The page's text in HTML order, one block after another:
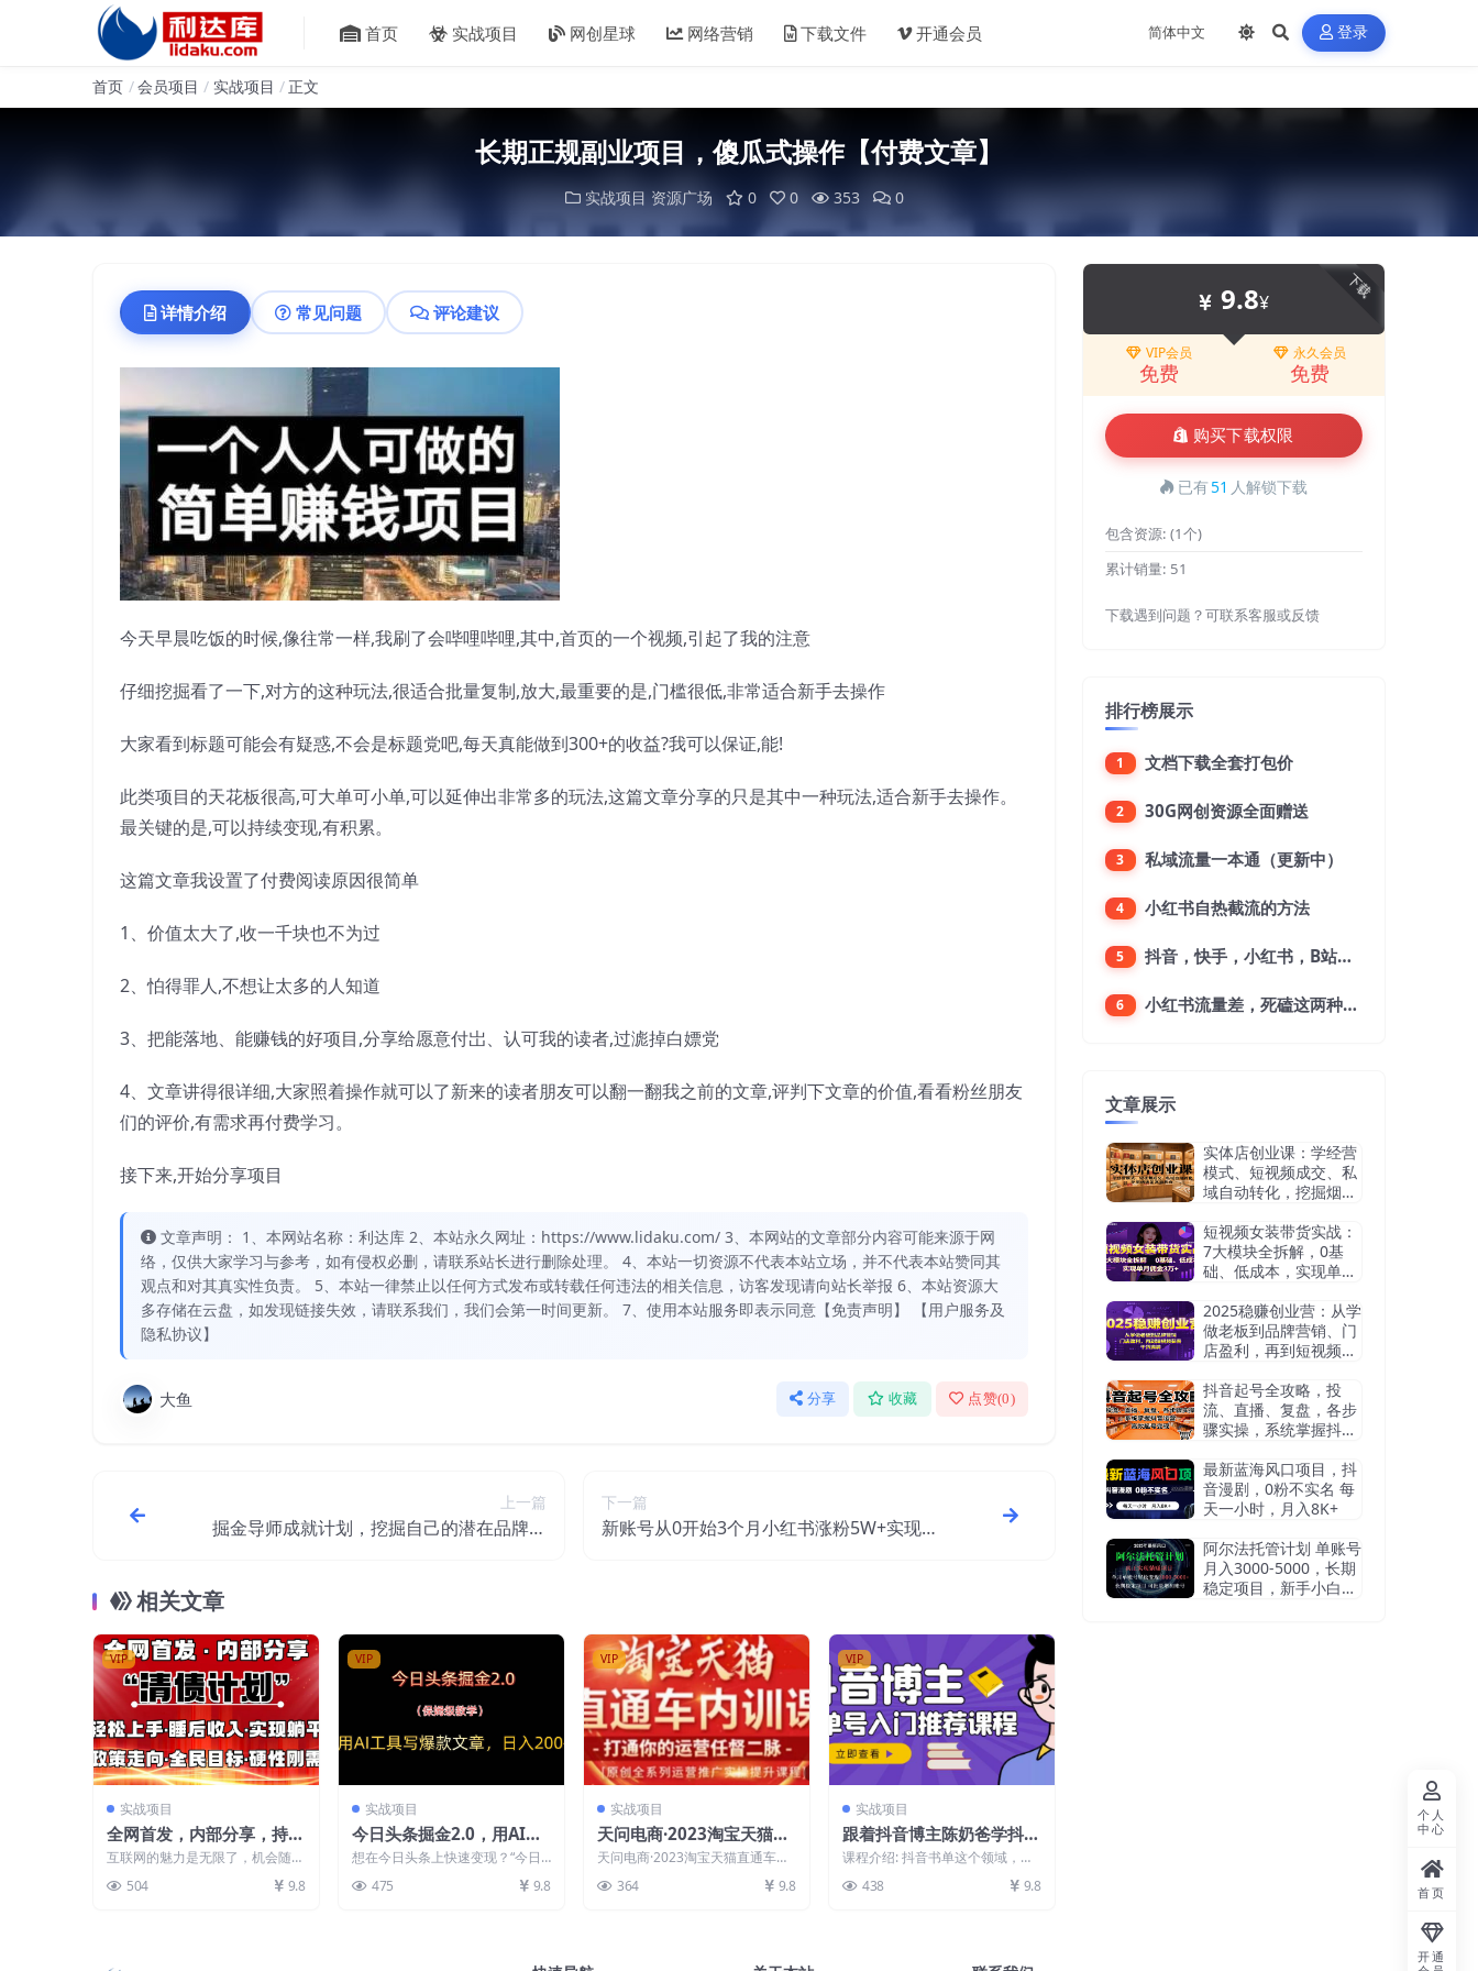
首页 实战项目 网创星球 网络营销 下载文件 开通会员 登录
首页 会员项目 实战项目 正文
长期正规副业项目，傻瓜式操作【付费文章】
实战项目 资源广场 0 0 353 0
详情介绍 常见问题 评论建议
今天早晨吃饭的时候,像往常一样,我刷了会哔哩哔哩,其中,首页的一个视频,引起了我的注意
仔细挖掘看了一下,对方的这种玩法,很适合批量复制,放大,最重要的是,门槛很低,非常适合新手去操作
大家看到标题可能会有疑惑,不会是标题党吧,每天真能做到300+的收益?我可以保证,能!
此类项目的天花板很高,可大单可小单,可以延伸出非常多的玩法,这篇文章分享的只是其中一种玩法,适合新手去操作。
最关键的是,可以持续变现,有积累。
这篇文章我设置了付费阅读原因很简单
1、价值太大了,收一千块也不为过
2、怕得罪人,不想让太多的人知道
3、把能落地、能赚钱的好项目,分享给愿意付岀、认可我的读者,过滮掉白嫖党
4、文章讲得很详细,大家照着操作就可以了新来的读者朋友可以翻一翻我之前的文章,评判下文章的价值,看看粉丝朋友
们的评价,有需求再付费学习。
接下来,开始分享项目
文章声明： 1、本网站名称：利达库 2、本站永久网址：https://www.lidaku.com/ 3、本网站的文章部分内容可能来源于网
络，仅供大家学习与参考，如有侵权必删，请联系站长进行删除处理。 4、本站一切资源不代表本站立场，并不代表本站赞同其
观点和对其真实性负责。 5、本站一律禁止以任何方式发布或转载任何违法的相关信息，访客发现请向站长举报 6、本站资源大
多存储在云盘，如发现链接失效，请联系我们，我们会第一时间更新。 7、使用本站服务即表示同意【免责声明】 【用户服务及
隐私协议】
大鱼 分享 收藏 点赞(0)
上一篇
掘金导师成就计划，挖掘自己的潜在品牌，
下一篇
新账号从0开始3个月小红书涨粉5W+实现单
相关文章
VIP
实战项目
全网首发，内部分享，持续
管道收益，真正可发展的事
互联网的魅力是无限了，机会随处
现在一路踩坑，一路学...
504 9.8
VIP
实战项目
今日头条掘金2.0，用AI工
具写爆款文章，日入200+
想在今日头条上快速变现？“今日
专注于帮助创作者...
475 9.8
VIP
实战项目
天问电商·2023淘宝天猫直
通车内训课，零基础学起直
天问电商·2023淘宝天猫直通车内
课程 课程目录：...
364 9.8
VIP
实战项目
跟着抖音博主陈奶爸学抖音
书单变现，从入门到精通，
课程介绍: 抖音书单这个领域，属
小，非常适合新手朋...
438 9.8
下载
9.8¥
VIP会员
免费
永久会员
免费
购买下载权限
已有51 人解锁下载
包含资源: (1个)
累计销量: 51
下载遇到问题？可联系客服或反馈
排行榜展示
1 文档下载全套打包价
2 30G网创资源全面赠送
3 私域流量一本通（更新中）
4 小红书自热截流的方法
5 抖音，快手，小红书，B站，微博，微信公众号，微信视频号。每一个平台，都是不一样的机会，对应不一样的赚钱思路
6 小红书流量差，死磕这两种笔记就好
文章展示
实体店创业课：学经营
模式、短视频成交、私
域自动转化，挖掘烟酒
短视频女装带货实战：
7大模块全拆解，0基
础、低成本，实现单月
2025稳赚创业营：从学
做老板到品牌营销、门
店盈利，再到短视频获
抖音起号全攻略，投
流、直播、复盘，各步
骤实操，系统掌握抖音
最新蓝海风口项目，抖
音漫剧，0粉不实名 每
天一小时，月入8K+
阿尔法托管计划 单账号
月入3000-5000，长期
稳定项目，新手小白轻
个人
中心
首页
开通